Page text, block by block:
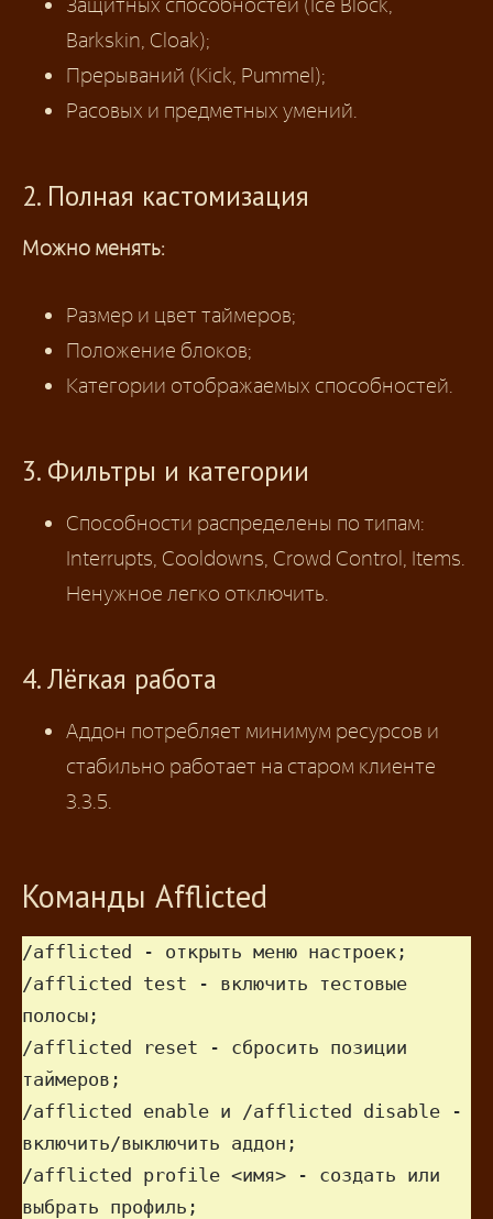
Barkskin, Cloak);
Прерываний (Kick, Pummel);
Расовых и предметных умений.
2. Полная кастомизация
Можно менять:
Размер и цвет таймеров;
Положение блоков;
Категории отображаемых способностей.
3. Фильтры и категории
Способности распределены по типам:
Interrupts, Cooldowns, Crowd Control, Items.
Ненужное легко отключить.
4. Лёгкая работа
Аддон потребляет минимум ресурсов и
стабильно работает на старом клиенте
3.3.5.
Команды Afflicted
/afflicted - открыть меню настроек;
/afflicted test - включить тестовые
полосы;
/afflicted reset - сбросить позиции
таймеров;
/afflicted enable и /afflicted disable -
включить/выключить аддон;
/afflicted profile <имя> - создать или
выбрать профиль;